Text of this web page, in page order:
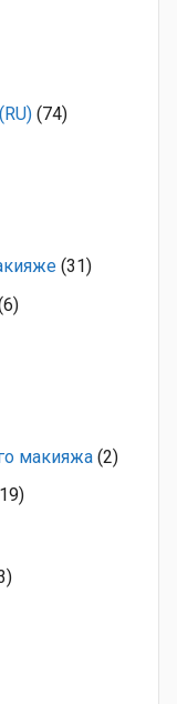
(74)
(31)
макияжа (2)